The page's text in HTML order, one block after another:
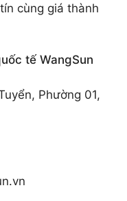
cùng giá thành
tế WangSun
Phường 01,